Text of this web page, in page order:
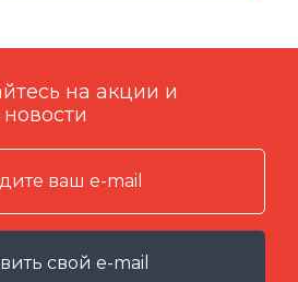
на акции и
свой e-mail